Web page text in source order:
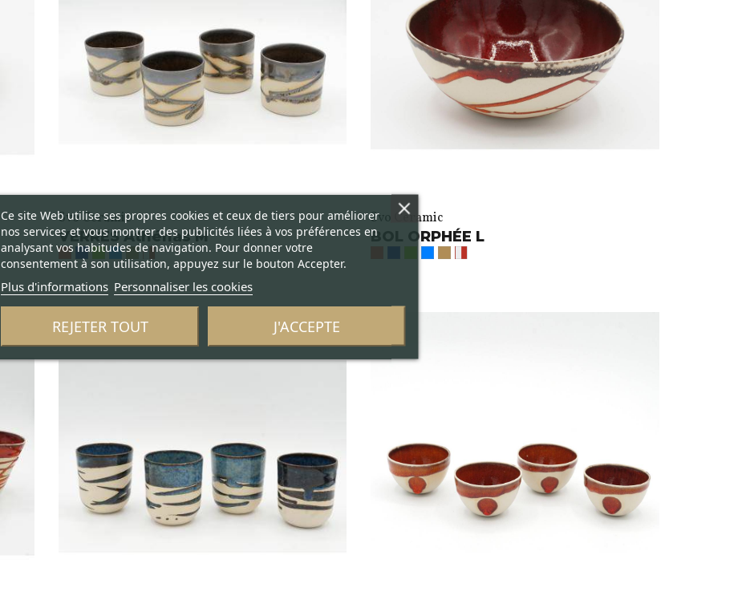
Svo Ceramic
VERRES Athénas M
Svo Ceramic
BOL ORPHÉE L
Ce site Web utilise ses propres cookies et ceux de tiers pour améliorer
nos services et vous montrer des publicités liées à vos préférences en
analysant vos habitudes de navigation. Pour donner votre
consentement à son utilisation, appuyez sur le bouton Accepter.
Plus d'informations Personnaliser les cookies
REJETER TOUT J'ACCEPTE